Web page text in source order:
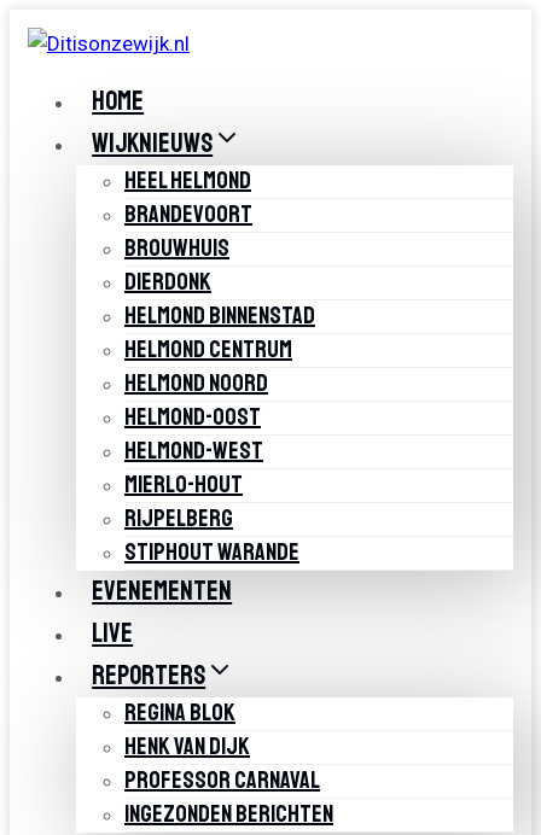
Doorgaan
naar
HOME
WIJKNIEUWS
HEEL HELMOND
BRANDEVOORT
BROUWHUIS
DIERDONK
HELMOND BINNENSTAD
HELMOND CENTRUM
HELMOND NOORD
HELMOND-OOST
HELMOND-WEST
MIERLO-HOUT
RIJPELBERG
STIPHOUT WARANDE
EVENEMENTEN
LIVE
REPORTERS
REGINA BLOK
HENK VAN DIJK
PROFESSOR CARNAVAL
INGEZONDEN BERICHTEN